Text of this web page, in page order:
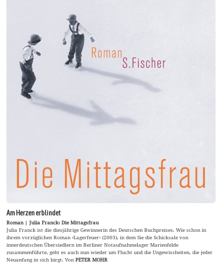
Am Herzen erblindet
Roman | Julia Franck: Die Mittagsfrau
Julia Franck ist die diesjährige Gewinnerin des Deutschen Buchpreises. Wie schon in
ihrem vorzüglichen Roman ›Lagerfeuer‹ (2003), in dem Sie die Schicksale von
innerdeutschen Übersiedlern im Berliner Notaufnahmelager Marienfelde
zusammenführte, geht es auch nun wieder um Flucht und die Ungewissheiten, die jeder
Neuanfang in sich birgt. VonPETER MOHR